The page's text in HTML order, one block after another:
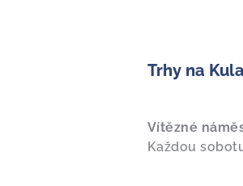
Trhy na
Vítězné
Každou